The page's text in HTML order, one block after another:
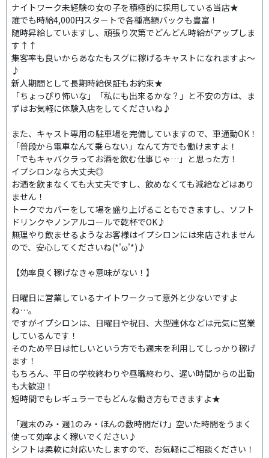
ナイトワーク未経験の女の子を積極的に採用している当店★
誰でも時給4,000円スタートで各種高額バックも豊富！
随時昇給していますし、頑張り次第でどんどん時給がアップしま
す↑↑
集客率も良いからあなたもスグに稼げるキャストになれますよ～
♪
新人期間として長期時給保証もお約束★
「ちょっぴり怖いな」「私にも出来るかな？」と不安の方は、ま
ずはお気軽に体験入店をしてくださいね♪
また、キャスト専用の駐車場を完備していますので、車通勤OK！
「普段から電車なんて乗らない」なんて方でも働けますよ！
「でもキャバクラってお酒を飲む仕事じゃ…」と思った方！
イプシロンなら大丈夫◎
お酒を飲まなくても大丈夫ですし、飲めなくても減給などはあり
ません！
トークでカバーをして場を盛り上げることもできますし、ソフト
ドリンクやノンアルコールで乾杯でOK♪
無理やり飲ませるようなお客様はイプシロンには来店されません
ので、安心してくださいね(*'ω'*)♪
【効率良く稼げなきゃ意味がない！】
日曜日に営業しているナイトワークって意外と少ないですよ
ね…。
ですがイプシロンは、日曜日や祝日、大型連休などは元気に営業
しているんです！
そのため平日は忙しいという方でも週末を利用してしっかり稼げ
ます！
もちろん、平日の学校終わりや昼職終わり、遅い時間からの出勤
も大歓迎！
短時間でもレギュラーでもどんな働き方もできますよ★
「週末のみ・週1のみ・ほんの数時間だけ」空いた時間をうまく
使って効率よく稼いでください♪
シフトは柔軟に対応いたしますので、お気軽にご相談ください！